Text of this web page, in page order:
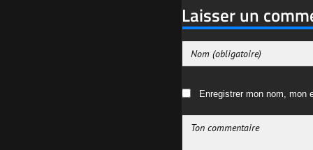
Laisser un
Enregistrer mon nom, mon